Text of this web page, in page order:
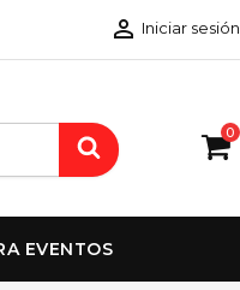
 Iniciar sesión
0
EVENTOS